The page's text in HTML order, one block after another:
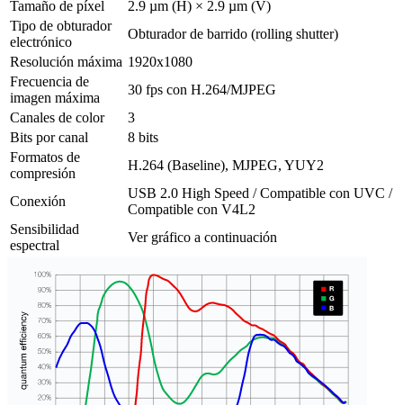
Tamaño de píxel
2.9 µm (H) × 2.9 µm (V)
Tipo de obturador
electrónico
Obturador de barrido (rolling shutter)
Resolución máxima 1920x1080
Frecuencia de
imagen máxima
30 fps con H.264/MJPEG
Canales de color
3
Bits por canal
8 bits
Formatos de
compresión
H.264 (Baseline), MJPEG, YUY2
Conexión
USB 2.0 High Speed / Compatible con UVC /
Compatible con V4L2
Sensibilidad
espectral
Ver gráfico a continuación